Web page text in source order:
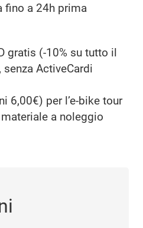
fino a 24h prima
gratis (-10% su tutto il
ActiveCardi
6,00€) per l’e-bike tour
a noleggio